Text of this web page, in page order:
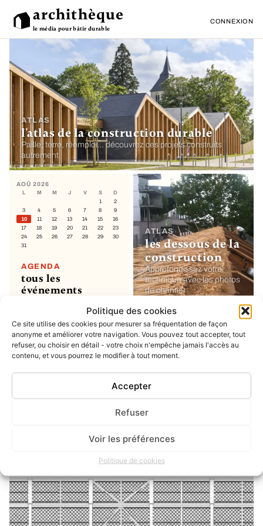
Politique des cookies
Ce site utilise des cookies pour mesurer sa fréquentation de façon
anonyme et améliorer votre navigation. Vous pouvez tout accepter, tout
refuser, ou choisir en détail - votre choix n'empêche jamais l'accès au
contenu, et vous pourrez le modifier à tout moment.
Accepter
Refuser
Voir les préférences
Politique de cookies
archithèque
le média pour bâtir durable
CONNEXION
ATLAS
l'atlas de la construction durable
Paille, terre, réemploi… découvrez ces projets construits
autrement
ATLAS
les dessous de la
construction
Approfondissez votre
technique avec les photos
de chantier
AOÛ 2026
L M M J V S
D
1
2
3
4 5 6 7 8
9
10
11 12 13 14 15
16
17
18 19 20 21 22
23
24
25 26 27 28 29
30
31
AGENDA
tous les
événements
MON COMPTE
soumettre un
projet ou un
évènement